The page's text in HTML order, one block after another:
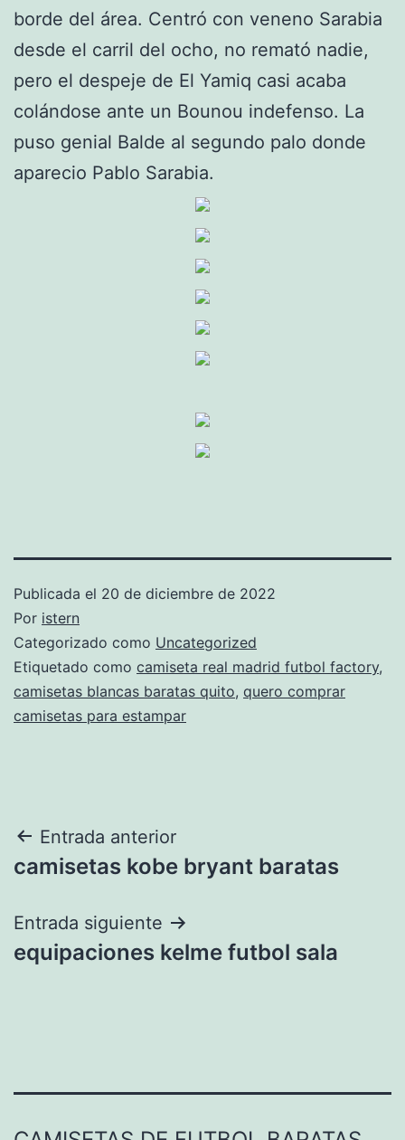
borde del área. Centró con veneno Sarabia
desde el carril del ocho, no remató nadie,
pero el despeje de El Yamiq casi acaba
colándose ante un Bounou indefenso. La
puso genial Balde al segundo palo donde
aparecio Pablo Sarabia.
Publicada el 20 de diciembre de 2022
Por istern
Categorizado como Uncategorized
Etiquetado como camiseta real madrid futbol factory,
camisetas blancas baratas quito, quero comprar
camisetas para estampar
Navegación
de
entradas
Entrada anterior
camisetas kobe bryant baratas
Entrada siguiente
equipaciones kelme futbol sala